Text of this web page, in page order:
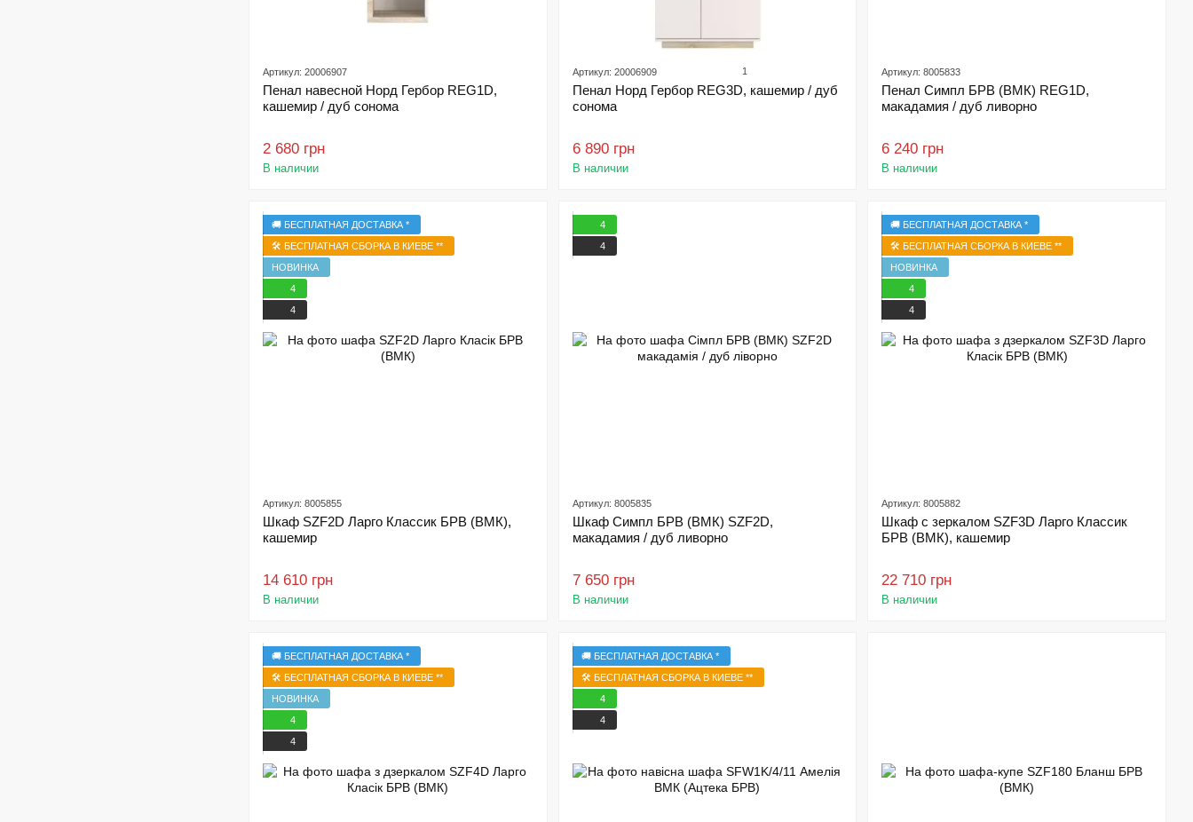
Артикул: 20006907
Пенал навесной Норд Гербор REG1D,
кашемир / дуб сонома
2 680 грн
В наличии
Артикул: 20006909 1
Пенал Норд Гербор REG3D, кашемир / дуб
сонома
6 890 грн
В наличии
Артикул: 8005833
Пенал Симпл БРВ (ВМК) REG1D,
макадамия / дуб ливорно
6 240 грн
В наличии
🚚 БЕСПЛАТНАЯ ДОСТАВКА *
🛠️ БЕСПЛАТНАЯ СБОРКА В КИЕВЕ **
НОВИНКА
4
4
Артикул: 8005855
Шкаф SZF2D Ларго Классик БРВ (ВМК),
кашемир
14 610 грн
В наличии
4
4
Артикул: 8005835
Шкаф Симпл БРВ (ВМК) SZF2D,
макадамия / дуб ливорно
7 650 грн
В наличии
🚚 БЕСПЛАТНАЯ ДОСТАВКА *
🛠️ БЕСПЛАТНАЯ СБОРКА В КИЕВЕ **
НОВИНКА
4
4
Артикул: 8005882
Шкаф с зеркалом SZF3D Ларго Классик
БРВ (ВМК), кашемир
22 710 грн
В наличии
🚚 БЕСПЛАТНАЯ ДОСТАВКА *
🛠️ БЕСПЛАТНАЯ СБОРКА В КИЕВЕ **
НОВИНКА
4
4
🚚 БЕСПЛАТНАЯ ДОСТАВКА *
🛠️ БЕСПЛАТНАЯ СБОРКА В КИЕВЕ **
4
4